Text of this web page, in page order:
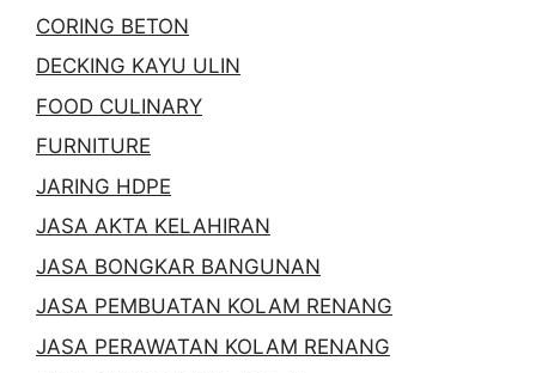
CORING BETON
DECKING KAYU ULIN
FOOD CULINARY
FURNITURE
JARING HDPE
JASA AKTA KELAHIRAN
JASA BONGKAR BANGUNAN
JASA PEMBUATAN KOLAM RENANG
JASA PERAWATAN KOLAM RENANG